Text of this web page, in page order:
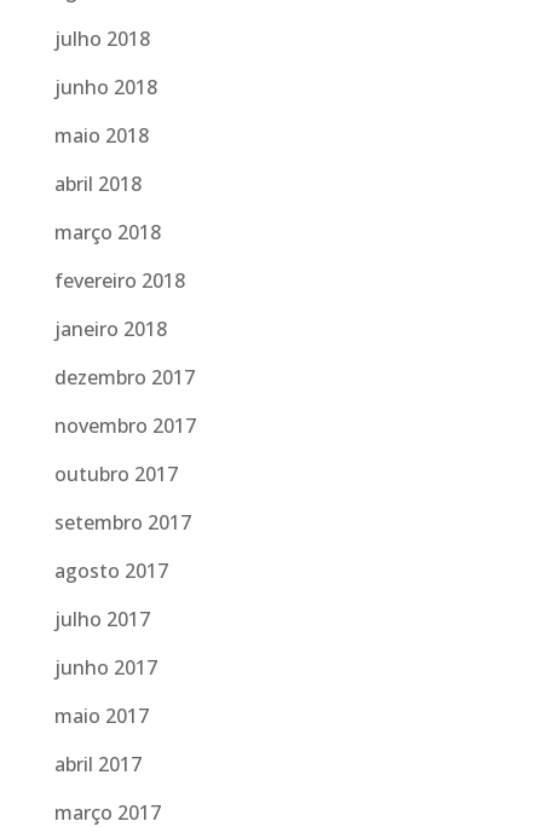
julho 2018
junho 2018
maio 2018
abril 2018
março 2018
fevereiro 2018
janeiro 2018
dezembro 2017
novembro 2017
outubro 2017
setembro 2017
agosto 2017
julho 2017
junho 2017
maio 2017
abril 2017
março 2017